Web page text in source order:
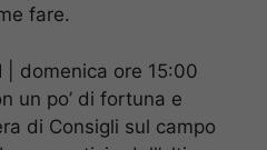
fare.
| domenica ore 15:00
un po’ di fortuna e
di Consigli sul campo